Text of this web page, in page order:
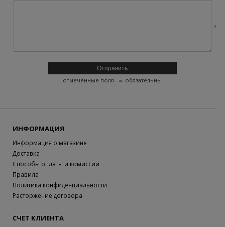
отмеченные поля - - обязательны
ИНФОРМАЦИЯ
Информация о магазине
Доставка
Способы оплаты и комиссии
Правила
Политика конфиденциальности
Расторжение договора
СЧЕТ КЛИЕНТА